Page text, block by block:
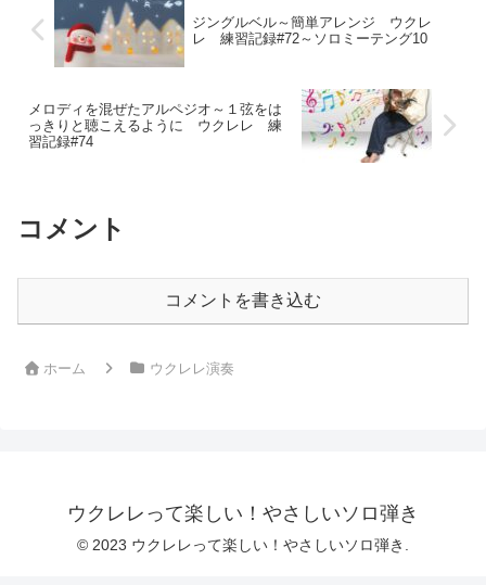
ジングルベル～簡単アレンジ ウクレ
レ 練習記録#72～ソロミーテング10
メロディを混ぜたアルペジオ～１弦をは
っきりと聴こえるように ウクレレ 練
習記録#74
コメント
コメントを書き込む
ホーム ウクレレ演奏
ウクレレって楽しい！やさしいソロ弾き
© 2023 ウクレレって楽しい！やさしいソロ弾き.